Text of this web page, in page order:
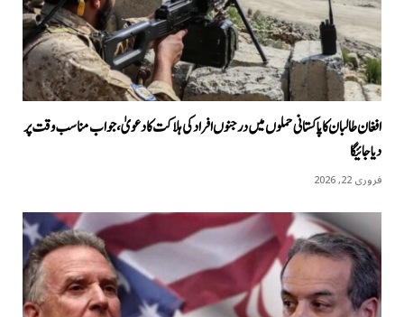
افغان طالبان کا پاکستانی حملوں میں درجنوں افراد کی ہلاکت کا دعویٰ، جواب مناسب وقت پر
دیا جائیگا
فروری 22, 2026